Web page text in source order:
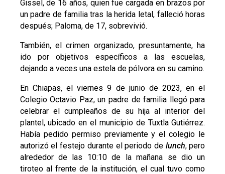
Gissel, de 16 años, quien fue cargada en brazos por
un padre de familia tras la herida letal, falleció horas
después; Paloma, de 17, sobrevivió.
También, el crimen organizado, presuntamente, ha
ido por objetivos específicos a las escuelas,
dejando a veces una estela de pólvora en su camino.
En Chiapas, el viernes 9 de junio de 2023, en el
Colegio Octavio Paz, un padre de familia llegó para
celebrar el cumpleaños de su hija al interior del
plantel, ubicado en el municipio de Tuxtla Gutiérrez.
Había pedido permiso previamente y el colegio le
autorizó el festejo durante el periodo de lunch, pero
alrededor de las 10:10 de la mañana se dio un
tiroteo al frente de la institución, el cual tuvo como